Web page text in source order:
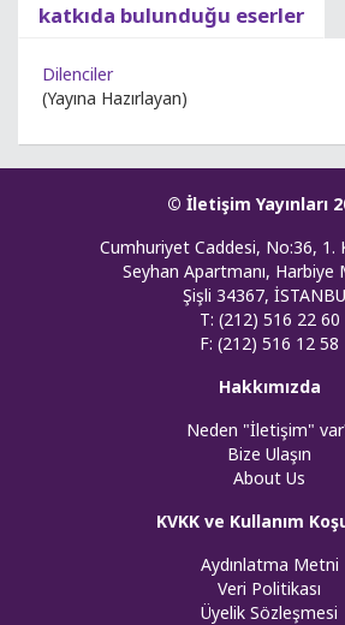
katkıda bulunduğu eserler
Dilenciler
(Yayına Hazırlayan)
© İletişim Yayınları
Cumhuriyet Caddesi, No:36, 1.
Seyhan Apartmanı, Harbiye
Şişli 34367,
T: (212) 516 22 60
F: (212) 516 12 58
Hakkımızda
Neden "İletişim"
Bize Ulaşın
About Us
KVKK ve Kullanım
Aydınlatma Metni
Veri Politikası
Üyelik Sözleşmesi